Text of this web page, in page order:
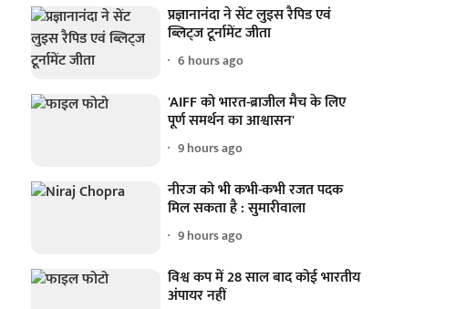
प्रज्ञानानंदा ने सेंट लुइस रैपिड एवं
ब्लिट्ज टूर्नामेंट जीता
6 hours ago
'AIFF को भारत-ब्राजील मैच के लिए
पूर्ण समर्थन का आश्वासन'
9 hours ago
नीरज को भी कभी-कभी रजत पदक
मिल सकता है : सुमारीवाला
9 hours ago
विश्व कप में 28 साल बाद कोई भारतीय
अंपायर नहीं